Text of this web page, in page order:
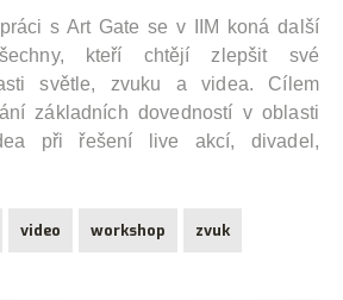
s Art Gate se v IIM koná další
kteří chtějí zlepšit své
světle, zvuku a videa. Cílem
základních dovedností v oblasti
při řešení live akcí, divadel,
video workshop zvuk